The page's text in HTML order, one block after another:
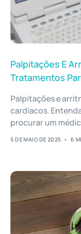
Palpitações E
Tratamentos
Palpitações e
cardíacos.
procurar um
5 DE MAIO DE 2025 6